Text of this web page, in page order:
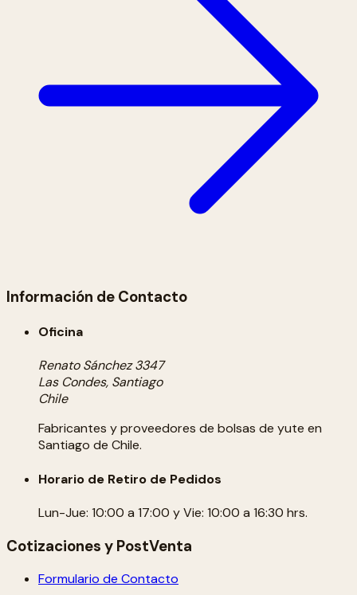
Información de Contacto
Oficina
Renato Sánchez 3347
Las Condes, Santiago
Chile
Fabricantes y proveedores de bolsas de yute en
Santiago de Chile.
Horario de Retiro de Pedidos
Lun-Jue: 10:00 a 17:00 y Vie: 10:00 a 16:30 hrs.
Cotizaciones y PostVenta
Formulario de Contacto